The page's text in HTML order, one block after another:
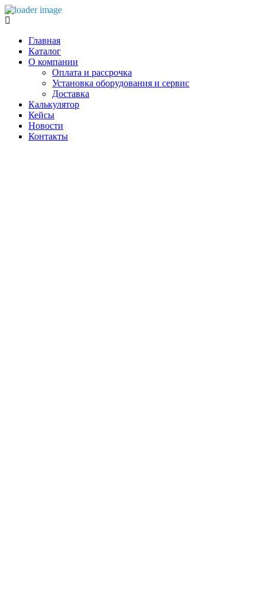
Главная
Каталог
О компании
Оплата и рассрочка
Установка оборудования и сервис
Доставка
Калькулятор
Кейсы
Новости
Контакты